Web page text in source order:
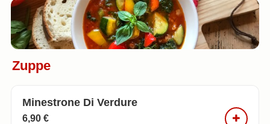
Zuppe
Minestrone Di Verdure
6,90 €